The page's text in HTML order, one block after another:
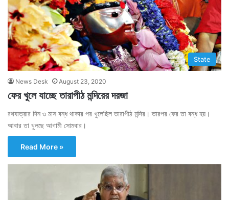
State
News Desk August 23, 2020
ফের খুলে যাচ্ছে তারাপীঠ মন্দিরের দরজা
রথযাত্রার দিন ৩ মাস বন্ধ থাকার পর খুলেছিল তারাপীঠ মন্দির। তারপর ফের তা বন্ধ হয়।
আবার তা খুলছে আগামী সোমবার।
Read More »